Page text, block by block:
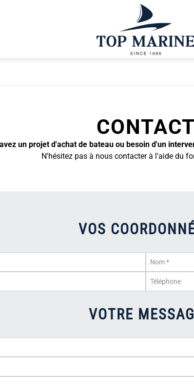
CONTACT
un projet d'achat de bateau ou besoin d'un
N'hésitez pas à nous contacter à l'aide du
VOS
VOTRE